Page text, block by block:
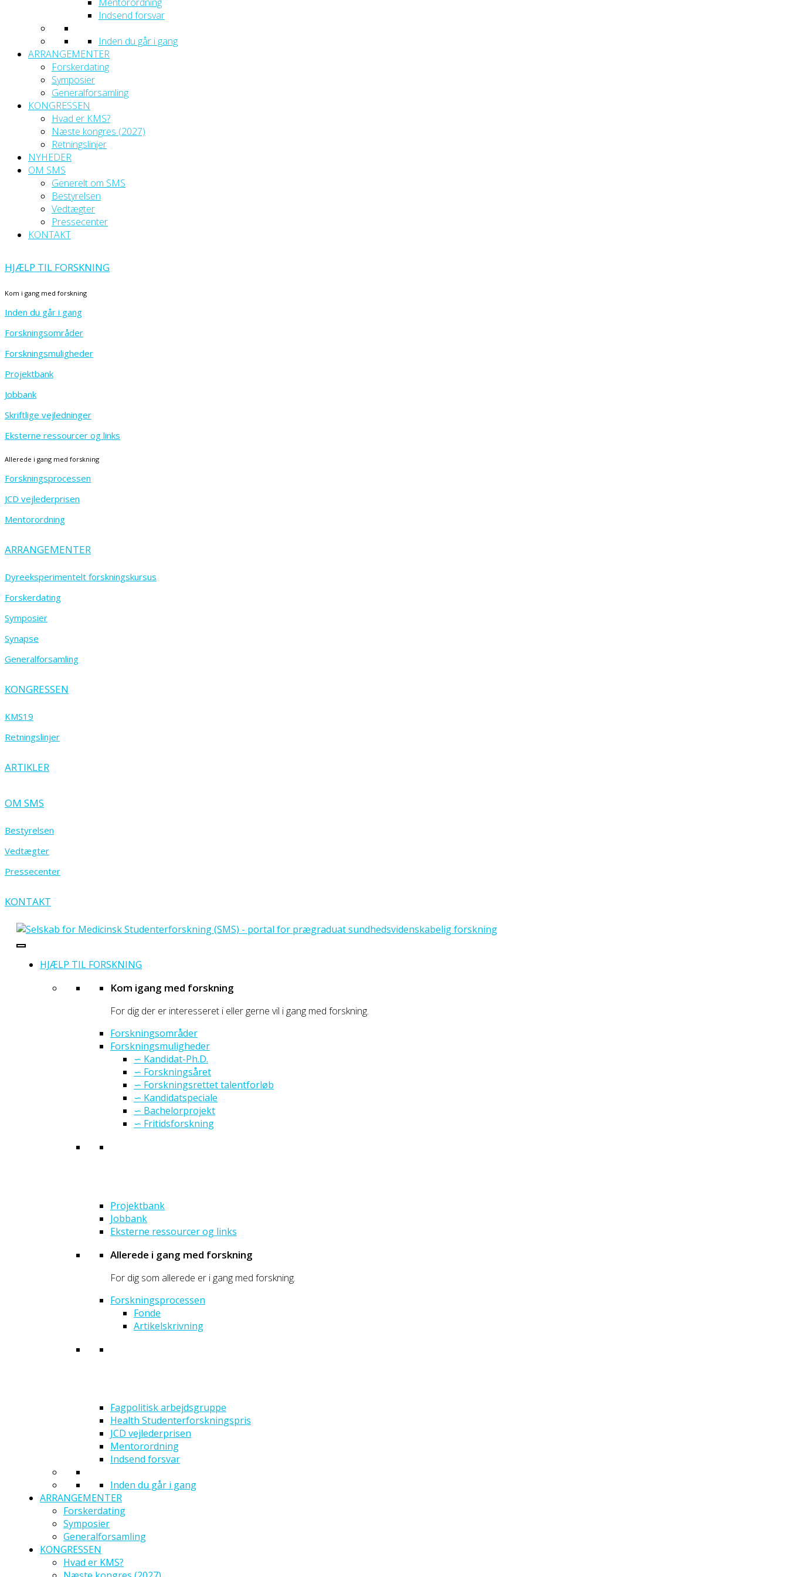
Indsend forsvar
Inden du går i gang
ARRANGEMENTER
Forskerdating
Symposier
Generalforsamling
KONGRESSEN
Hvad er KMS?
Næste kongres (2027)
Retningslinjer
NYHEDER
OM SMS
Generelt om SMS
Bestyrelsen
Vedtægter
Pressecenter
KONTAKT
HJÆLP TIL FORSKNING
Kom i gang med forskning
Inden du går i gang
Forskningsområder
Forskningsmuligheder
Projektbank
Jobbank
Skriftlige vejledninger
Eksterne ressourcer og links
Allerede i gang med forskning
Forskningsprocessen
JCD vejlederprisen
Mentorordning
ARRANGEMENTER
Dyreeksperimentelt forskningskursus
Forskerdating
Symposier
Synapse
Generalforsamling
KONGRESSEN
KMS19
Retningslinjer
ARTIKLER
OM SMS
Bestyrelsen
Vedtægter
Pressecenter
KONTAKT
- portal for prægraduate sundhedsforskere
HJÆLP TIL FORSKNING
Kom igang med forskning
For dig der er interesseret i eller gerne vil i gang med forskning.
Forskningsområder
Forskningsmuligheder
∽ Kandidat-Ph.D.
∽ Forskningsåret
∽ Forskningsrettet talentforløb
∽ Kandidatspeciale
∽ Bachelorprojekt
∽ Fritidsforskning
Projektbank
Jobbank
Eksterne ressourcer og links
Allerede i gang med forskning
For dig som allerede er i gang med forskning.
Forskningsprocessen
Fonde
Artikelskrivning
Fagpolitisk arbejdsgruppe
Health Studenterforskningspris
JCD vejlederprisen
Mentorordning
Indsend forsvar
Inden du går i gang
ARRANGEMENTER
Forskerdating
Symposier
Generalforsamling
KONGRESSEN
Hvad er KMS?